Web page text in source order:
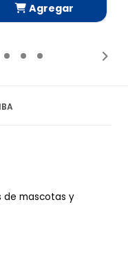
Agregar
de mascotas y